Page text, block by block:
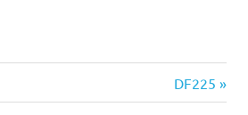
Next
Post:
DF225